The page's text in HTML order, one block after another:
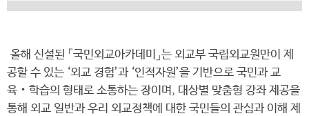
올해 신설된 「국민외교아카데미」는 외교부 국립외교원만이 제
공할 수 있는 ‘외교 경험’과 ‘인적자원’을 기반으로 국민과 교
육‧학습의 형태로 소통하는 장이며, 대상별 맞춤형 강좌 제공을
통해 외교 일반과 우리 외교정책에 대한 국민들의 관심과 이해 제